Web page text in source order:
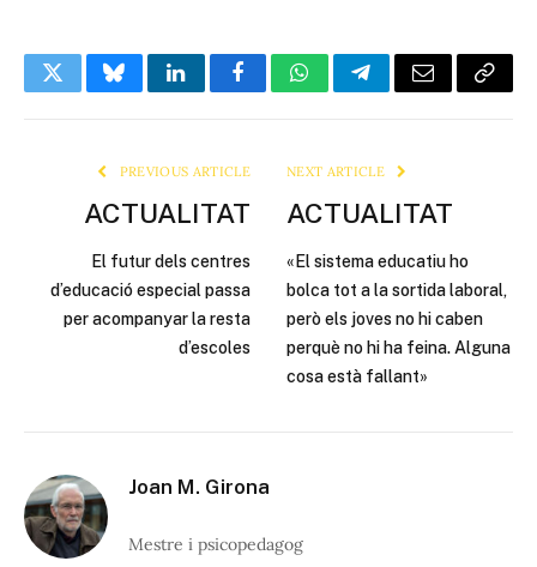
TwitterBlueskyLinkedInFacebookWhatsAppTelegramEmail Copy
PREVIOUS ARTICLE
ACTUALITAT
El futur dels centres
d’educació especial passa
per acompanyar la resta
d’escoles
NEXT ARTICLE
ACTUALITAT
«El sistema educatiu ho
bolca tot a la sortida laboral,
però els joves no hi caben
perquè no hi ha feina. Alguna
cosa està fallant»
Joan M. Girona
Mestre i psicopedagog